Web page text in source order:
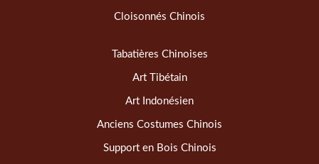
Cloisonnés Chinois
Tabatières Chinoises
Art Tibétain
Art Indonésien
Anciens Costumes Chinois
Support en Bois Chinois